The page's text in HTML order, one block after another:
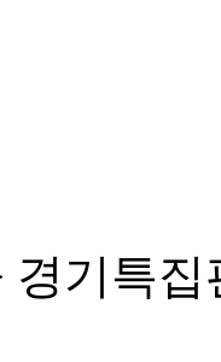
경기특집